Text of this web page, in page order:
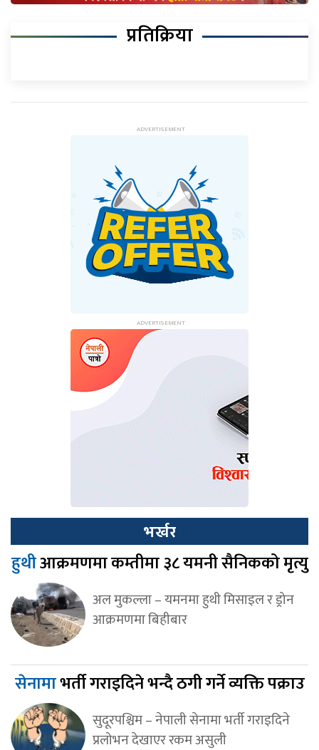
प्रतिक्रिया
भर्खर
हुथीआक्रमणमा कम्तीमा ३८ यमनी सैनिकको मृत्यु
अल मुकल्ला – यमनमा हुथी मिसाइल र ड्रोन
आक्रमणमा बिहीबार
सेनामाभर्ती गराइदिने भन्दै ठगी गर्ने व्यक्ति पक्राउ
सुदूरपश्चिम – नेपाली सेनामा भर्ती गराइदिने
प्रलोभन देखाएर रकम असुली